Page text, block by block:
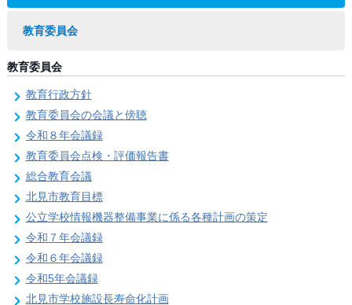
教育委員会
教育委員会
教育行政方針
教育委員会の会議と傍聴
令和８年会議録
教育委員会点検・評価報告書
総合教育会議
北見市教育目標
公立学校情報機器整備事業に係る各種計画の策定
令和７年会議録
令和６年会議録
令和5年会議録
北見市学校施設長寿命化計画